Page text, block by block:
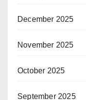
December 2025
November 2025
October 2025
September 2025